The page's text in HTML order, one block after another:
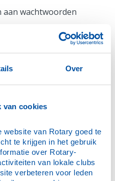
Over
van cookies
website van Rotary goed te
te krijgen in het gebruik
over Rotary-
van lokale clubs
verbeteren voor leden
aan wachtwoorden
krijg je bij het
en de mogelijkheid
stellen.
mijn login (je blijft